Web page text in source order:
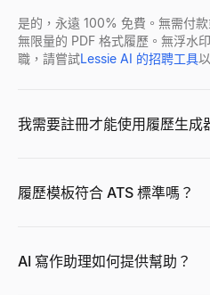
輸入 Facebook 姓名、用戶名
查看→
查看→
是的，永遠 100% 免費。無需付
無限量的 PDF 格式履歷。無浮水
職，請嘗試Lessie AI 的招聘工具
我需要註冊才能使用履歷生成
履歷模板符合 ATS 標準嗎？
AI 寫作助理如何提供幫助？